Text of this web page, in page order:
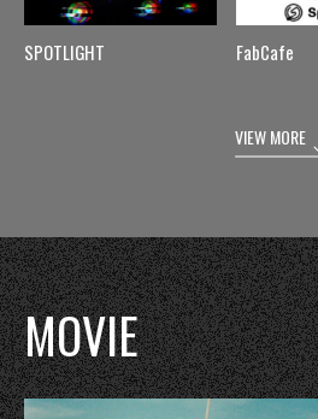
SPOTLIGHT FabCafe
VIEW MORE
MOVIE